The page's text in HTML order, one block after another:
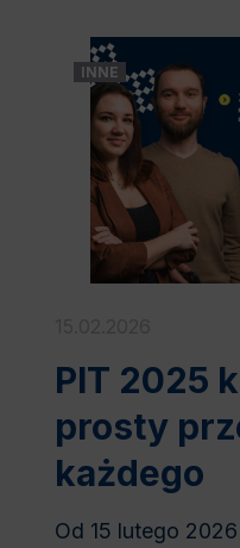
INNE
PIT 2025
prosty
każdego
Od 15 lutego